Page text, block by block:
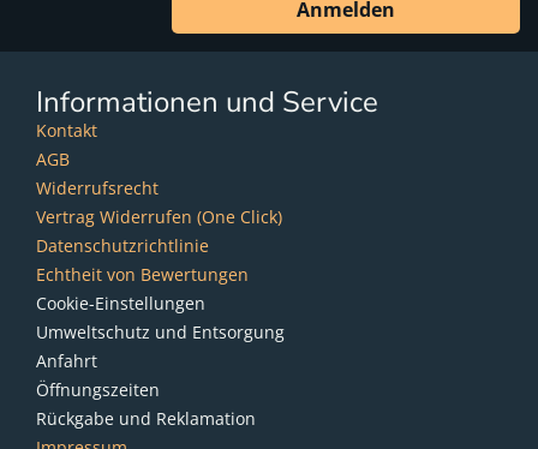
Anmelden
Informationen und Service
Kontakt
AGB
Widerrufsrecht
Vertrag Widerrufen (One Click)
Datenschutzrichtlinie
Echtheit von Bewertungen
Cookie-Einstellungen
Umweltschutz und Entsorgung
Anfahrt
Öffnungszeiten
Rückgabe und Reklamation